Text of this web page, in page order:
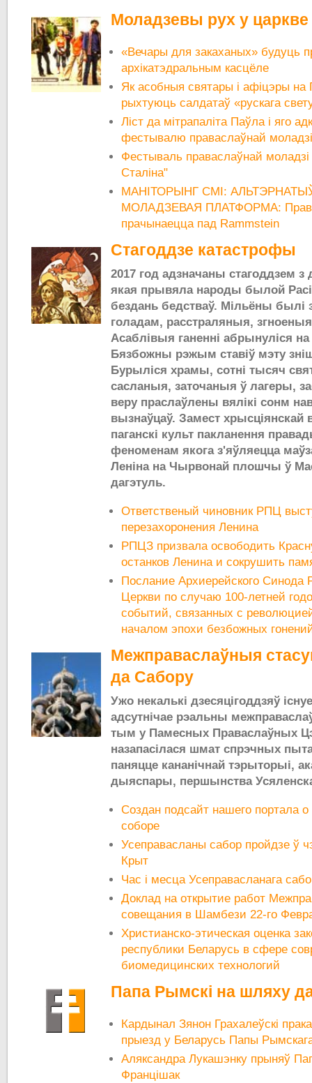
Моладзевы рух у царкве
«Вечары для закаханых» будуць
архікатэдральным касцёле
Як асобныя святары і афіцэры на
рыхтуюць салдатаў «рускага
Ліст да мітрапаліта Паўла і яго
фестывалю праваслаўнай моладзі
Фестываль праваслаўнай моладзі
Сталіна"
МАНІТОРЫНГ СМІ:
МОЛАДЗЕВАЯ ПЛАТФОРМА:
прачынаецца пад Rammstein
Стагоддзе катастрофы
2017 год адзначаны стагоддзем
якая прывяла народы былой
бездань бедстваў. Мільёны былі
голадам, расстраляныя,
Асаблівыя ганенні абрынуліся на
Бязбожны рэжым ставіў мэту
Бурыліся храмы, сотні тысяч
сасланыя, заточаныя ў лагеры,
веру праслаўлены вялікі сонм
вызнаўцаў. Замест
паганскі культ пакланення
феноменам якога з'яўляецца
Леніна на Чырвонай плошчы ў
дагэтуль.
Ответственый чиновник РПЦ
перезахоронения Ленина
РПЦЗ призвала освободить
останков Ленина и сокрушить
Послание Архиерейского Синода
Церкви по случаю 100-летней
событий, связанных с
началом эпохи безбожных
Межправаслаўныя
да Сабору
Ужо некалькі дзесяцігоддзяў
адсутнічае рэальны
тым у Памесных Праваслаўных
назапасілася шмат спрэчных
паняцце кананічнай тэрыторыі,
дыяспары, першынства
Создан подсайт нашего портала
соборе
Усеправасланы сабор пройдзе ў
Крыт
Час і месца Усеправасланага
Доклад на открытие работ
совещания в Шамбези 22-го
Христианско-этическая оценка
республики Беларусь в сфере
биомедицинских технологий
Папа Рымскі на шляху
Кардынал Зянон Грахалеўскі
прыезд у Беларусь Папы
Аляксандра Лукашэнку прыняў
Францішак